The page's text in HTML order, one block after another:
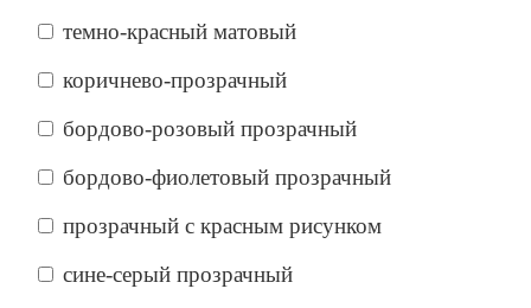
темно-красный матовый
коричнево-прозрачный
бордово-розовый прозрачный
бордово-фиолетовый прозрачный
прозрачный с красным рисунком
сине-серый прозрачный